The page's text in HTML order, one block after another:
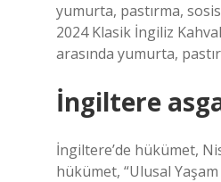
yumurta, pastırma,
2024 Klasik İngiliz
arasında yumurta,
İngiltere
İngiltere’de hükümet,
hükümet, “Ulusal